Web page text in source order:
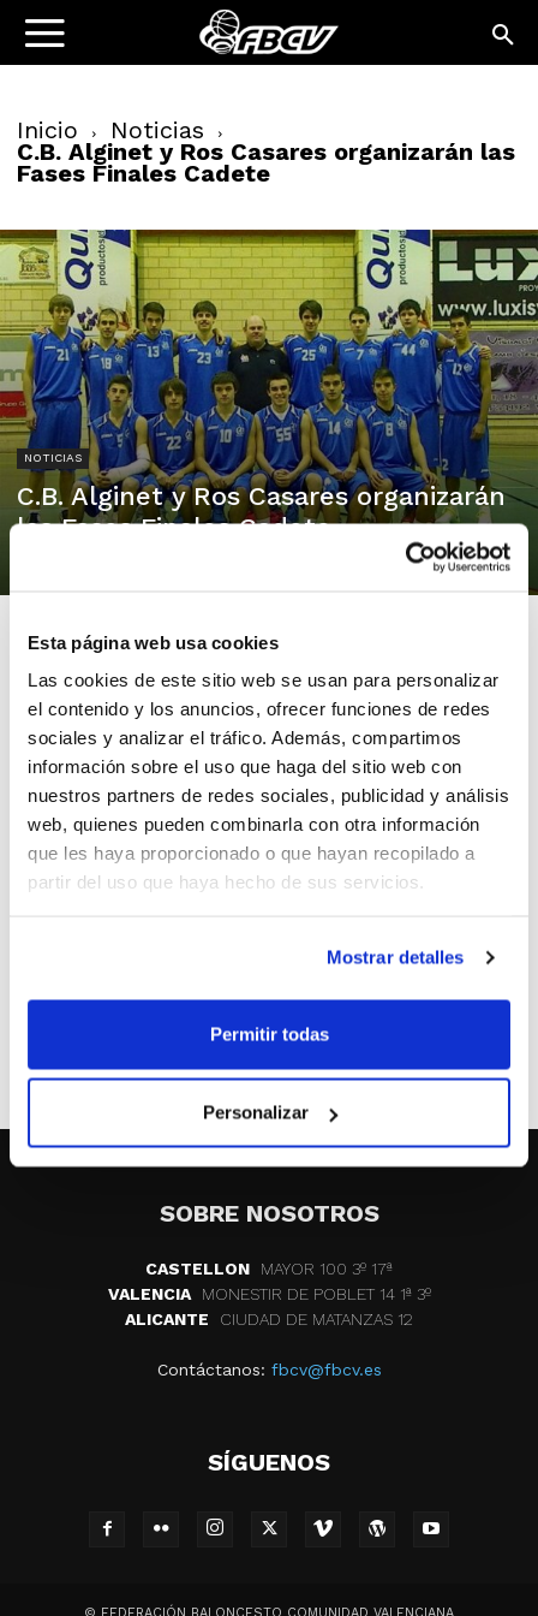
Esta página web usa cookies
Las cookies de este sitio web se usan para personalizar
el contenido y los anuncios, ofrecer funciones de redes
sociales y analizar el tráfico. Además, compartimos
información sobre el uso que haga del sitio web con
nuestros partners de redes sociales, publicidad y análisis
web, quienes pueden combinarla con otra información
que les haya proporcionado o que hayan recopilado a
partir del uso que haya hecho de sus servicios.
Mostrar detalles
Permitir todas
Personalizar
Inicio Noticias
C.B. Alginet y Ros Casares organizarán las
Fases Finales Cadete
NOTICIAS
C.B. Alginet y Ros Casares organizarán
las Fases Finales Cadete
La FBCV ha adjudicado al C.B. Alginet y al Ros Casares
Valencia la organización de las Fases Finales Cadete IR
Autonómico al ser la mejor oferta presentada.
La Fase Final Masculina se celebrará en el Pabellón
Municipal de Alginet y la Fase Final Femenino en el
Pabellón Municipal de Guadassuar.
ros casares valencia cadete ir autonomico
SOBRE NOSOTROS
CASTELLON
MAYOR 100 3º 17ª
VALENCIA
MONESTIR DE POBLET 14 1ª 3º
ALICANTE
CIUDAD DE MATANZAS 12
Contáctanos: fbcv@fbcv.es
SÍGUENOS
© FEDERACIÓN BALONCESTO COMUNIDAD VALENCIANA